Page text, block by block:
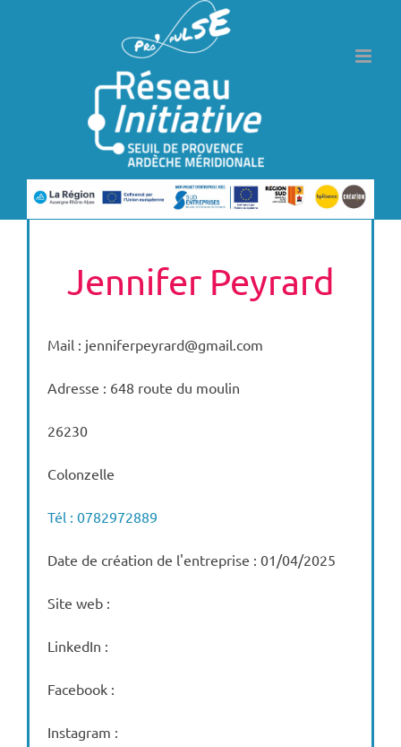
Jennifer Peyrard
Mail : jenniferpeyrard@gmail.com
Adresse : 648 route du moulin
26230
Colonzelle
Tél : 0782972889
Date de création de l'entreprise : 01/04/2025
Site web :
LinkedIn :
Facebook :
Instagram :